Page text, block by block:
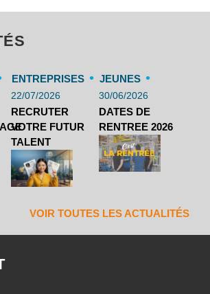
ENTREPRISES •
22/07/2026
RECRUTER
VOTRE FUTUR
TALENT
JEUNES •
30/06/2026
DATES DE
RENTREE 2026
VOIR TOUTES LES ACTUALITÉS